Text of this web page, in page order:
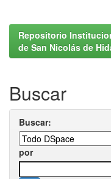
Repositorio
de San Nicolás de
Buscar
Buscar:
por